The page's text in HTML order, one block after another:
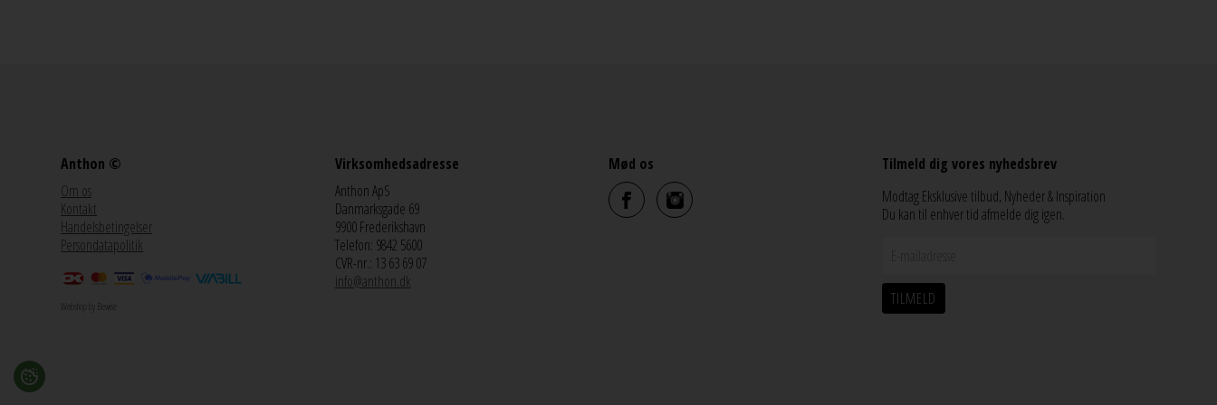
Anthon ©
Om os
Kontakt
Handelsbetingelser
Persondatapolitik
Webshop by Bewise
Virksomhedsadresse
Anthon ApS
Danmarksgade 69
9900 Frederikshavn
Telefon: 9842 5600
CVR-nr.: 13 63 69 07
info@anthon.dk
Mød os
Tilmeld dig vores nyhedsbrev
Modtag Eksklusive tilbud, Nyheder & Inspiration
Du kan til enhver tid afmelde dig igen.